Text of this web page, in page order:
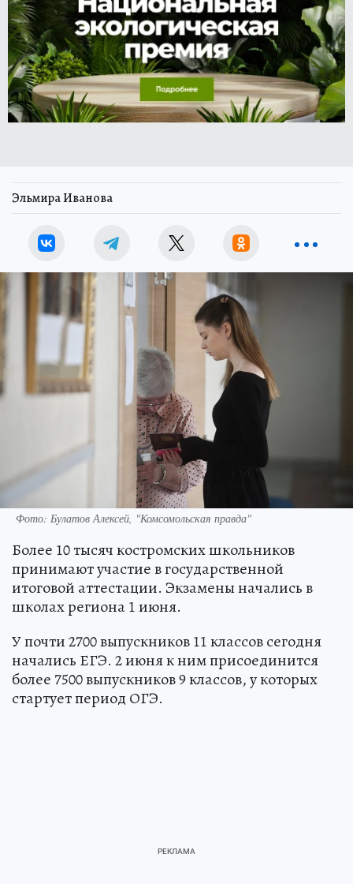
Эльмира Иванова
Фото: Булатов Алексей, "Комсомольская правда"
Более 10 тысяч костромских школьников
принимают участие в государственной
итоговой аттестации. Экзамены начались в
школах региона 1 июня.
У почти 2700 выпускников 11 классов сегодня
начались ЕГЭ. 2 июня к ним присоединится
более 7500 выпускников 9 классов, у которых
стартует период ОГЭ.